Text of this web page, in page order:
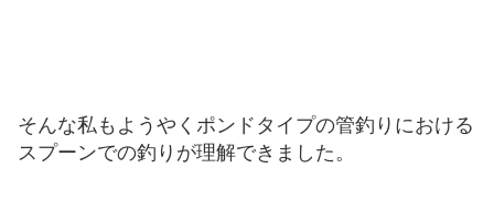
そんな私もようやくポンドタイプの管釣りにおける
スプーンでの釣りが理解できました。